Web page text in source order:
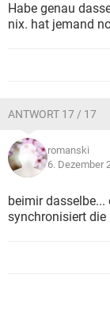
Habe genau
nix. hat jemand
ANTWORT 17 / 17
romanski
6. Dezember
beimir
synchronisiert